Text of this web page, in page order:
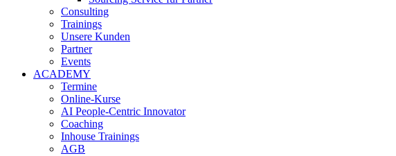
Consulting
Trainings
Unsere Kunden
Partner
Events
ACADEMY
Termine
Online-Kurse
AI People-Centric Innovator
Coaching
Inhouse Trainings
AGB